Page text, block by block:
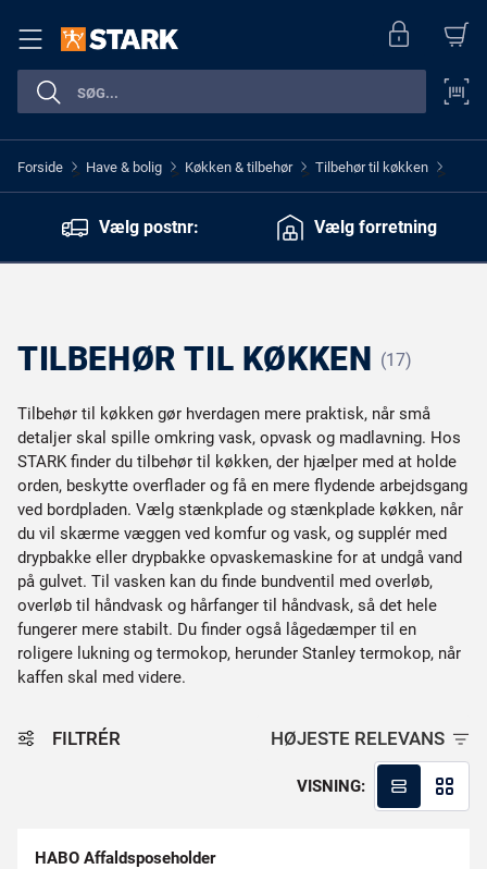
Forside > Have & bolig > Køkken & tilbehør > Tilbehør til køkken >
Vælg postnr: Vælg forretning
TILBEHØR TIL KØKKEN (17)
Tilbehør til køkken gør hverdagen mere praktisk, når små
detaljer skal spille omkring vask, opvask og madlavning. Hos
STARK finder du tilbehør til køkken, der hjælper med at holde
orden, beskytte overflader og få en mere flydende arbejdsgang
ved bordpladen. Vælg stænkplade og stænkplade køkken, når
du vil skærme væggen ved komfur og vask, og supplér med
drypbakke eller drypbakke opvaskemaskine for at undgå vand
på gulvet. Til vasken kan du finde bundventil med overløb,
overløb til håndvask og hårfanger til håndvask, så det hele
fungerer mere stabilt. Du finder også lågedæmper til en
roligere lukning og termokop, herunder Stanley termokop, når
kaffen skal med videre.
FILTRÉR HØJESTE RELEVANS
VISNING:
HABO Affaldsposeholder